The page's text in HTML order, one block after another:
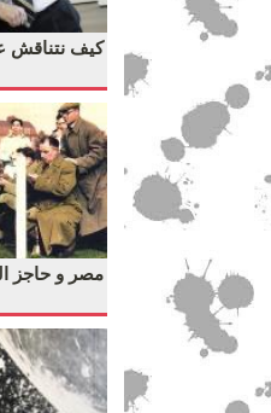
كيف نتناقش
مصر و حاجز الـ4